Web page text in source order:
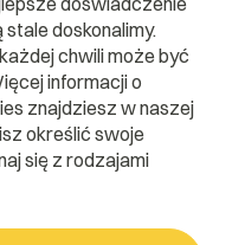
G H
I
P Q
X Y Z
doskonalimy.
chwili może być
informacji o
znajdziesz w naszej
określić swoje
się z rodzajami